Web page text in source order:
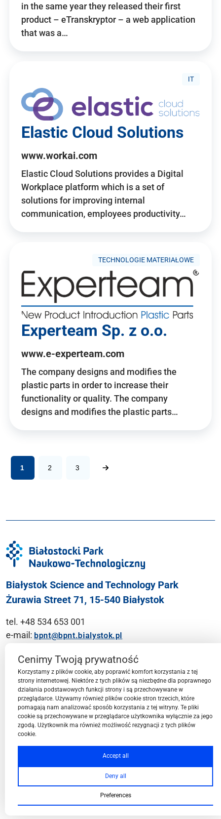
in the same year they released their first
product – eTranskryptor – a web application
that was a…
IT
Elastic Cloud Solutions
www.workai.com
Elastic Cloud Solutions provides a Digital
Workplace platform which is a set of
solutions for improving internal
communication, employees productivity…
TECHNOLOGIE MATERIAŁOWE
Experteam Sp. z o.o.
www.e-experteam.com
The company designs and modifies the
plastic parts in order to increase their
functionality or quality. The company
designs and modifies the plastic parts…
1 2 3
Białystok Science and Technology Park
Żurawia Street 71, 15-540 Białystok
tel. +48 534 653 001
e-mail: bpnt@bpnt.bialystok.pl
Contact
BPN-T Area
BPN-T Offer
Cenimy Twoją prywatność
Korzystamy z plików cookie, aby poprawić komfort korzystania z tej
strony internetowej. Niektóre z tych plików są niezbędne dla poprawnego
działania podstawowych funkcji strony i są przechowywane w
przeglądarce. Używamy również plików cookie stron trzecich, które
pomagają nam analizować sposób korzystania z tej witryny. Te pliki
cookie są przechowywane w przeglądarce użytkownika wyłącznie za jego
zgodą. Użytkownik ma również możliwość rezygnacji z tych plików
cookie.
Accept all
Deny all
Preferences